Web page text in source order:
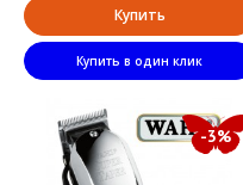
Купить
Купить в один клик
-3%